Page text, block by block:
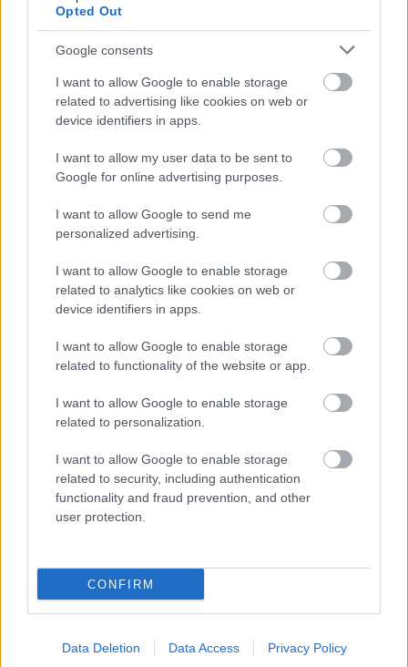
Opted Out
Google consents
I want to allow Google to enable storage
related to advertising like cookies on web or
device identifiers in apps.
I want to allow my user data to be sent to
Google for online advertising purposes.
I want to allow Google to send me
personalized advertising.
I want to allow Google to enable storage
related to analytics like cookies on web or
device identifiers in apps.
I want to allow Google to enable storage
related to functionality of the website or app.
I want to allow Google to enable storage
related to personalization.
I want to allow Google to enable storage
related to security, including authentication
functionality and fraud prevention, and other
user protection.
CONFIRM
Data Deletion Data Access Privacy Policy
valamint a Gödör Klubban - is tartanak
vetítéseket és rendezvényeket. A mustra
keretében immár nyolcadik alkalommal
rendezik meg a filmplakát-kiállítást és
versenyt, a tavaly bemutatott mozifilmek
magyar tervezésű plakátjait a Corvin
Budapest Filmpalotában tekinthetik meg az
érdeklődők május 5. és 11. között.
Forrás:MTI
Film Filmek Magyar film Filmszemle 2011
SZEMBE MERSZ NÉZNI AZZAL, AKIVÉ
VÁLHATTÁL VOLNA?
ONE MORE LIKE: A MAGYAR SPORTDRÁMA, AMI